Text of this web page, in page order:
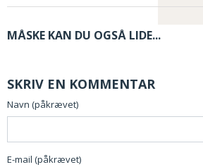
MÅSKE KAN DU OGSÅ LIDE...
SKRIV EN KOMMENTAR
Navn (påkrævet)
E-mail (påkrævet)